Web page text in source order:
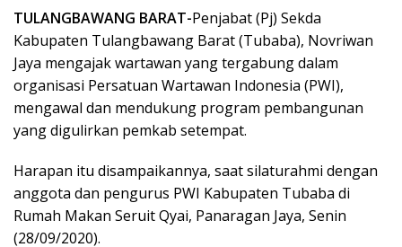
TULANGBAWANG BARAT-Penjabat (Pj) Sekda
Kabupaten Tulangbawang Barat (Tubaba), Novriwan
Jaya mengajak wartawan yang tergabung dalam
organisasi Persatuan Wartawan Indonesia (PWI),
mengawal dan mendukung program pembangunan
yang digulirkan pemkab setempat.
Harapan itu disampaikannya, saat silaturahmi dengan
anggota dan pengurus PWI Kabupaten Tubaba di
Rumah Makan Seruit Qyai, Panaragan Jaya, Senin
(28/09/2020).